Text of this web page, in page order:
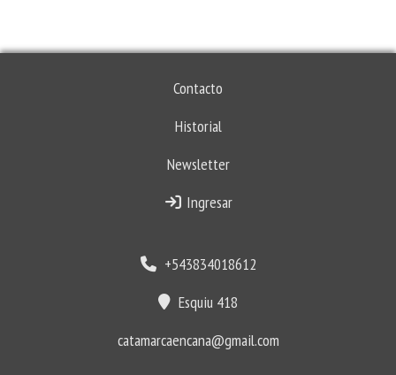
Contacto
Historial
Newsletter
Ingresar
+543834018612
Esquiu 418
catamarcaencana@gmail.com